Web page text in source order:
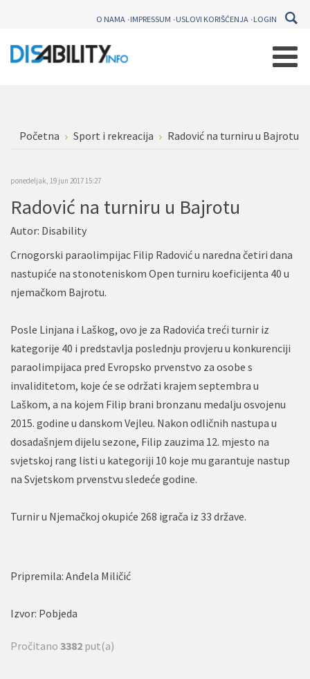
O NAMA IMPRESSUM USLOVI KORIŠĆENJA LOGIN
Početna Sport i rekreacija Radović na turniru u Bajrotu
ponedeljak, 19 jun 2017 15:27
Radović na turniru u Bajrotu
Autor: Disability
Crnogorski paraolimpijac Filip Radović u naredna četiri dana
nastupiće na stonoteniskom Open turniru koeficijenta 40 u
njemačkom Bajrotu.
Posle Linjana i Laškog, ovo je za Radovića treći turnir iz
kategorije 40 i predstavlja poslednju provjeru u konkurenciji
paraolimpijaca pred Evropsko prvenstvo za osobe s
invaliditetom, koje će se održati krajem septembra u
Laškom, a na kojem Filip brani bronzanu medalju osvojenu
2015. godine u danskom Vejleu. Nakon odličnih nastupa u
dosadašnjem dijelu sezone, Filip zauzima 12. mjesto na
svjetskoj rang listi u kategoriji 10 koje mu garantuje nastup
na Svjetskom prvenstvu sledeće godine.
Turnir u Njemačkoj okupiće 268 igrača iz 33 države.
Pripremila: Anđela Miličić
Izvor: Pobjeda
Pročitano 3382 put(a)